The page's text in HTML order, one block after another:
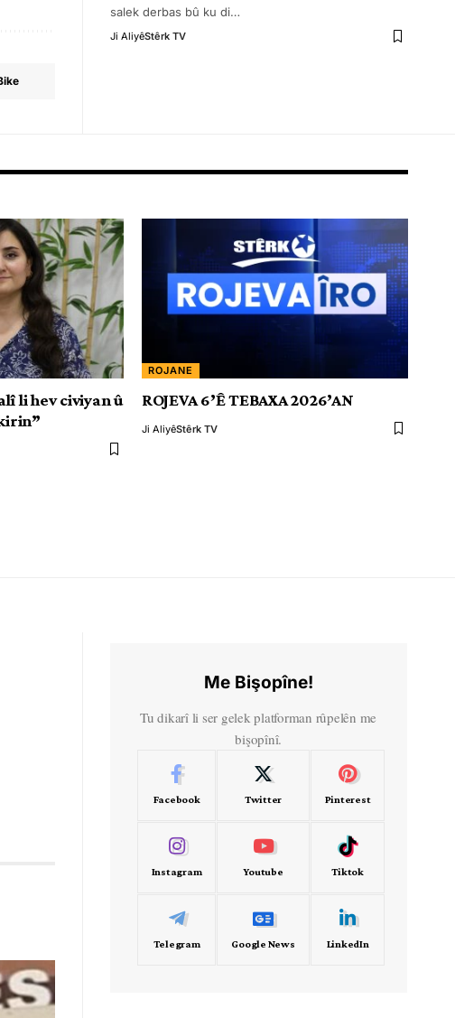
salek derbas bû ku di…
Ji AliyêStêrk TV
li hev civiyan û
ROJANE
ROJEVA 6’Ê TEBAXA 2026’AN
Ji AliyêStêrk TV
Me Bişopîne!
Tu dikarî li ser gelek platforman rûpelên me
bişopînî.
Facebook Twitter Pinterest
Instagram Youtube Tiktok
Telegram Google News LinkedIn